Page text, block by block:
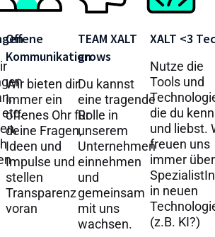
etc.
Offene
Kommunikation
Wir bieten dir
immer ein
offenes Ohr für
deine Fragen,
Ideen und
Impulse und
stellen
Transparenz
voran
TEAM XALT
grows
Du kannst
eine tragende
Rolle in
unserem
Unternehmen
einnehmen
und
gemeinsam
mit uns
wachsen.
XALT <3
Nutze die
Tools und
die du
und liebst.
freuen uns
immer über
in neuen
(z.B. KI?)